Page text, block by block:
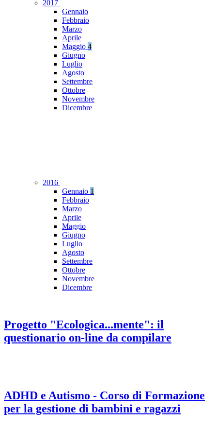
2017
Gennaio
Febbraio
Marzo
Aprile
Maggio 4
Giugno
Luglio
Agosto
Settembre
Ottobre
Novembre
Dicembre
2016
Gennaio 1
Febbraio
Marzo
Aprile
Maggio
Giugno
Luglio
Agosto
Settembre
Ottobre
Novembre
Dicembre
Progetto "Ecologica...mente": il
questionario on-line da compilare
ADHD e Autismo - Corso di Formazione
per la gestione di bambini e ragazzi